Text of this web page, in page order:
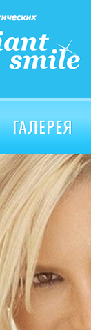
ГАЛЕРЕЯ